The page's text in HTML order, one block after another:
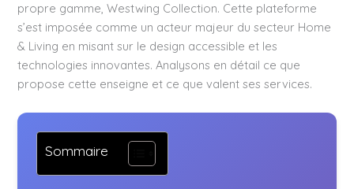
propre gamme, Westwing Collection. Cette plateforme
s’est imposée comme un acteur majeur du secteur Home
& Living en misant sur le design accessible et les
technologies innovantes. Analysons en détail ce que
propose cette enseigne et ce que valent ses services.
Sommaire